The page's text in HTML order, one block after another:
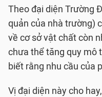
Theo đại diện Trường
quản của nhà trường)
về cơ sở vật chất còn
chưa thể tăng quy mô
biết rằng nhu cầu của
Vị đại diện này cho